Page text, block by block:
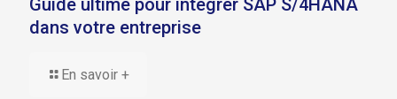
Guide ultime pour intégrer SAP S/4HANA
dans votre entreprise
En savoir +